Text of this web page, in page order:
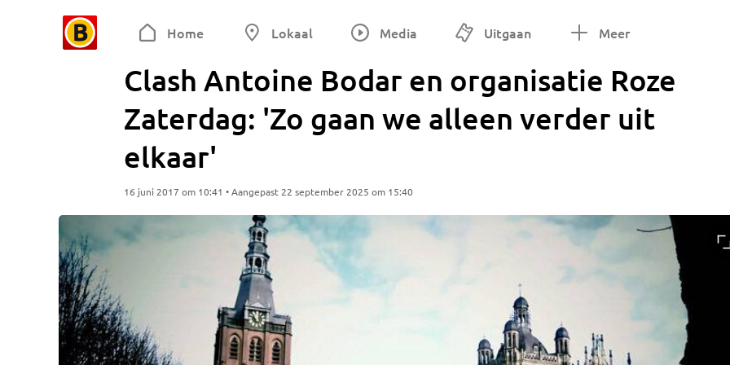
Home Lokaal Media Uitgaan Meer
Clash Antoine Bodar en organisatie Roze
Zaterdag: 'Zo gaan we alleen verder uit
elkaar'
16 juni 2017 om 10:41 • Aangepast 22 september 2025 om 15:40